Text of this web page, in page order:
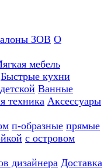
ЗОВ О
мебель
Быстрые кухни
Ванные
техника Аксессуары
п-образные прямые
с островом
дизайнера Доставка